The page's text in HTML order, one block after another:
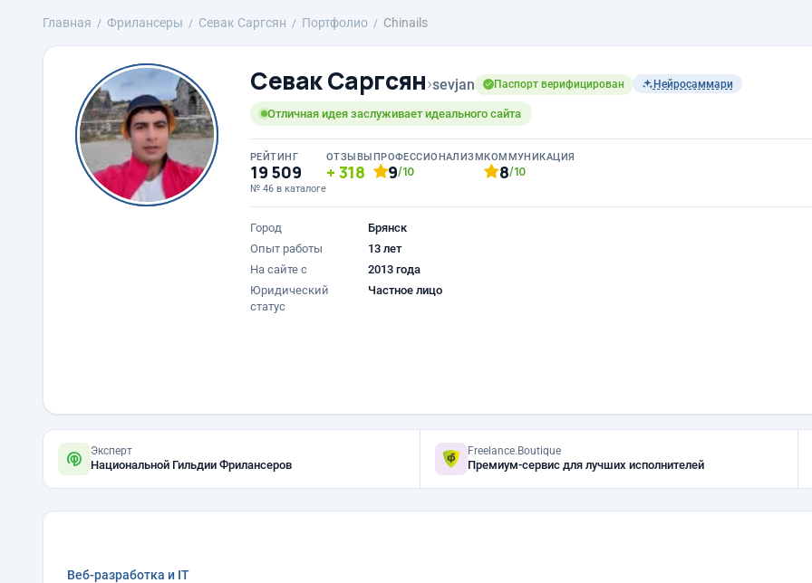
Главная Фрилансеры Севак Саргсян Портфолио Chinails
Севак Саргсян›sevjan Паспорт верифицирован Нейросаммари
Отличная идея заслуживает идеального сайта
РЕЙТИНГ
19 509
№ 46 в каталоге
ОТЗЫВЫ
318
ПРОФЕССИОНАЛИЗМ
9/10
КОММУНИКАЦИЯ
8/10
Город
Брянск
Опыт работы
13 лет
На сайте с
2013 года
Юридический
статус
Частное лицо
Эксперт
Национальной Гильдии Фрилансеров
Freelance.Boutique
Премиум-сервис для лучших исполнителей
Веб-разработка и IT